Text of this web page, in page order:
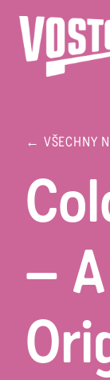
← VŠECHNY
–